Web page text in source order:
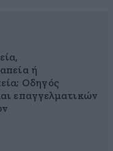
ή
Οδηγός
επαγγελματικών